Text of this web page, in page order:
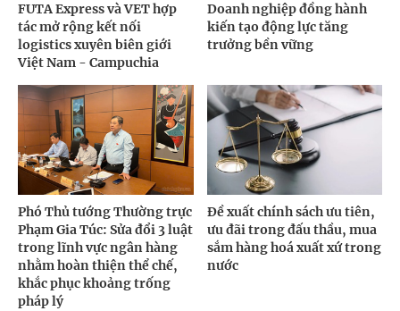
FUTA Express và VET hợp
tác mở rộng kết nối
logistics xuyên biên giới
Việt Nam - Campuchia
Doanh nghiệp đồng hành
kiến tạo động lực tăng
trưởng bền vững
Phó Thủ tướng Thường trực
Phạm Gia Túc: Sửa đổi 3 luật
trong lĩnh vực ngân hàng
nhằm hoàn thiện thể chế,
khắc phục khoảng trống
pháp lý
Đề xuất chính sách ưu tiên,
ưu đãi trong đấu thầu, mua
sắm hàng hoá xuất xứ trong
nước